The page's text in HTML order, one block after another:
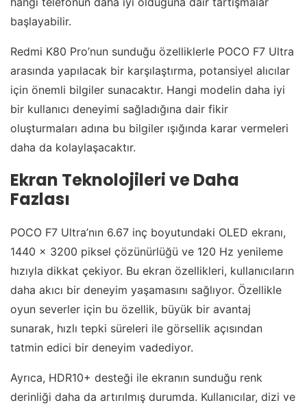
başlayabilir.
Redmi K80 Pro’nun sunduğu özelliklerle POCO F7 Ultra
arasında yapılacak bir karşılaştırma, potansiyel alıcılar
için önemli bilgiler sunacaktır. Hangi modelin daha iyi
bir kullanıcı deneyimi sağladığına dair fikir
oluşturmaları adına bu bilgiler ışığında karar vermeleri
daha da kolaylaşacaktır.
Ekran Teknolojileri ve Daha
Fazlası
POCO F7 Ultra’nın 6.67 inç boyutundaki OLED ekranı,
1440 x 3200 piksel çözünürlüğü ve 120 Hz yenileme
hızıyla dikkat çekiyor. Bu ekran özellikleri, kullanıcıların
daha akıcı bir deneyim yaşamasını sağlıyor. Özellikle
oyun severler için bu özellik, büyük bir avantaj
sunarak, hızlı tepki süreleri ile görsellik açısından
tatmin edici bir deneyim vadediyor.
Ayrıca, HDR10+ desteği ile ekranın sunduğu renk
derinliği daha da artırılmış durumda. Kullanıcılar, dizi ve